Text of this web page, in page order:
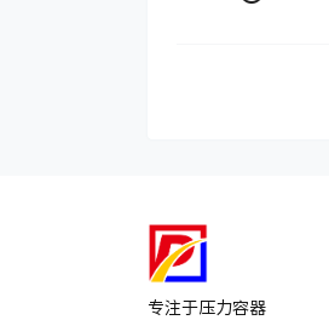
专注于压力容器